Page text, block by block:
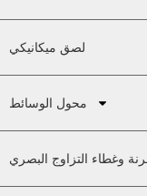
لصق ميكانيكي
محول الوسائط
وغطاء التزاوج البصري